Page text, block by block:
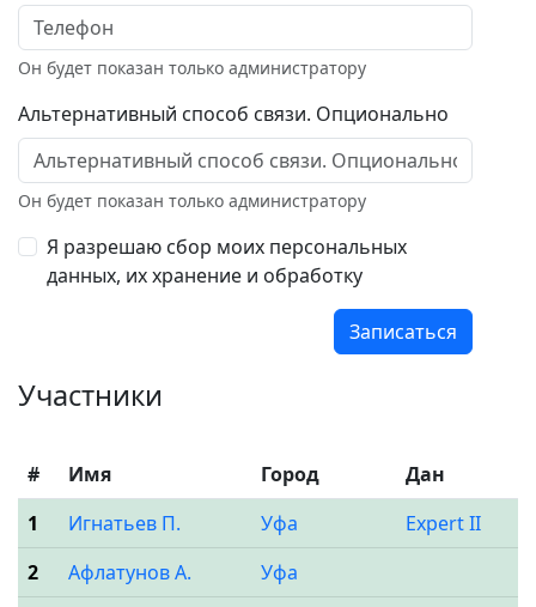
Он будет показан только администратору
Альтернативный способ связи. Опционально
Он будет показан только администратору
Я разрешаю сбор моих персональных
данных, их хранение и обработку
Записаться
Участники
# Имя Город
Дан
1
Игнатьев П. Уфа
Expert II
2
Афлатунов А.
Уфа